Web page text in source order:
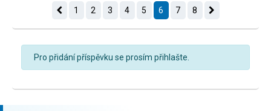
1 2 3 4 5 6 7 8
Pro přidání příspěvku se prosím přihlašte.